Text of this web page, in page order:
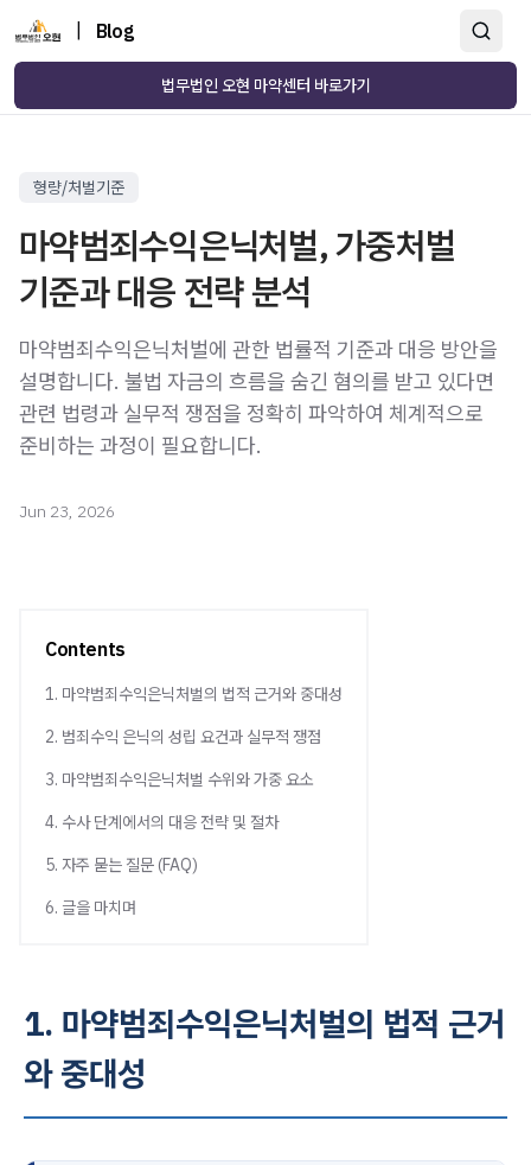
Blog
법무법인 오현 마약센터 바로가기
형량/처벌기준
마약범죄수익은닉처벌, 가중처벌
기준과 대응 전략 분석
마약범죄수익은닉처벌에 관한 법률적 기준과 대응 방안을
설명합니다. 불법 자금의 흐름을 숨긴 혐의를 받고 있다면
관련 법령과 실무적 쟁점을 정확히 파악하여 체계적으로
준비하는 과정이 필요합니다.
Jun 23, 2026
Contents
1. 마약범죄수익은닉처벌의 법적 근거와 중대성
2. 범죄수익 은닉의 성립 요건과 실무적 쟁점
3. 마약범죄수익은닉처벌 수위와 가중 요소
4. 수사 단계에서의 대응 전략 및 절차
5. 자주 묻는 질문 (FAQ)
6. 글을 마치며
1. 마약범죄수익은닉처벌의 법적 근거
와 중대성